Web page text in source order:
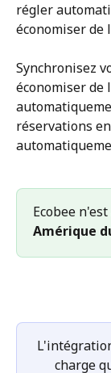
régler
économiser de
Synchronisez
économiser
réservations
Ecobee
Amérique
charge